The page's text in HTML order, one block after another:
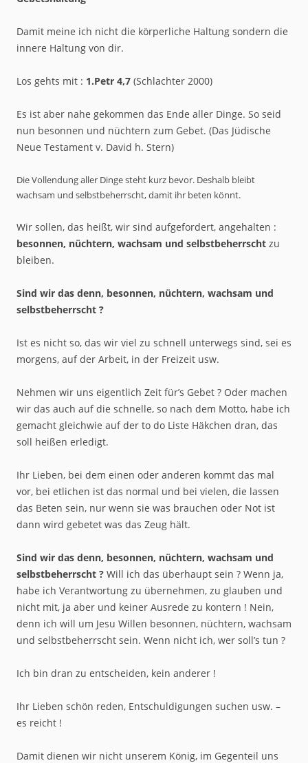
Damit meine ich nicht die körperliche Haltung sondern die
innere Haltung von dir.
Los gehts mit : 1.Petr 4,7 (Schlachter 2000)
Es ist aber nahe gekommen das Ende aller Dinge. So seid
nun besonnen und nüchtern zum Gebet. (Das Jüdische
Neue Testament v. David h. Stern)
Die Vollendung aller Dinge steht kurz bevor. Deshalb bleibt
wachsam und selbstbeherrscht, damit ihr beten könnt.
Wir sollen, das heißt, wir sind aufgefordert, angehalten :
besonnen, nüchtern, wachsam und selbstbeherrscht zu
bleiben.
Sind wir das denn, besonnen, nüchtern, wachsam und
selbstbeherrscht ?
Ist es nicht so, das wir viel zu schnell unterwegs sind, sei es
morgens, auf der Arbeit, in der Freizeit usw.
Nehmen wir uns eigentlich Zeit für’s Gebet ? Oder machen
wir das auch auf die schnelle, so nach dem Motto, habe ich
gemacht gleichwie auf der to do Liste Häkchen dran, das
soll heißen erledigt.
Ihr Lieben, bei dem einen oder anderen kommt das mal
vor, bei etlichen ist das normal und bei vielen, die lassen
das Beten sein, nur wenn sie was brauchen oder Not ist
dann wird gebetet was das Zeug hält.
Sind wir das denn, besonnen, nüchtern, wachsam und
selbstbeherrscht ? Will ich das überhaupt sein ? Wenn ja,
habe ich Verantwortung zu übernehmen, zu glauben und
nicht mit, ja aber und keiner Ausrede zu kontern ! Nein,
denn ich will um Jesu Willen besonnen, nüchtern, wachsam
und selbstbeherrscht sein. Wenn nicht ich, wer soll’s tun ?
Ich bin dran zu entscheiden, kein anderer !
Ihr Lieben schön reden, Entschuldigungen suchen usw. –
es reicht !
Damit dienen wir nicht unserem König, im Gegenteil uns